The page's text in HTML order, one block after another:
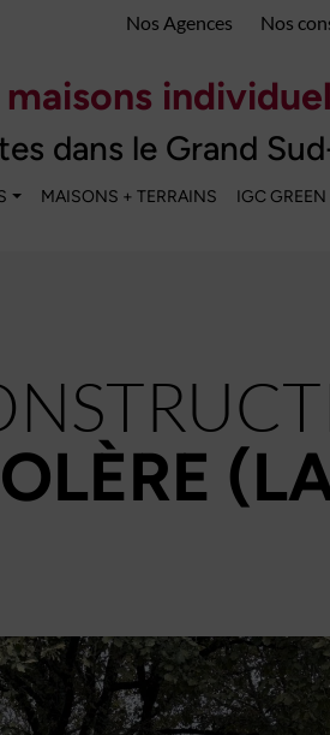
Nos Agences Nos
maisons
dans le Grand
MAISONS + TERRAINS IGC GREEN